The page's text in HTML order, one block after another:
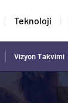
Teknoloji
Vizyon Takvimi